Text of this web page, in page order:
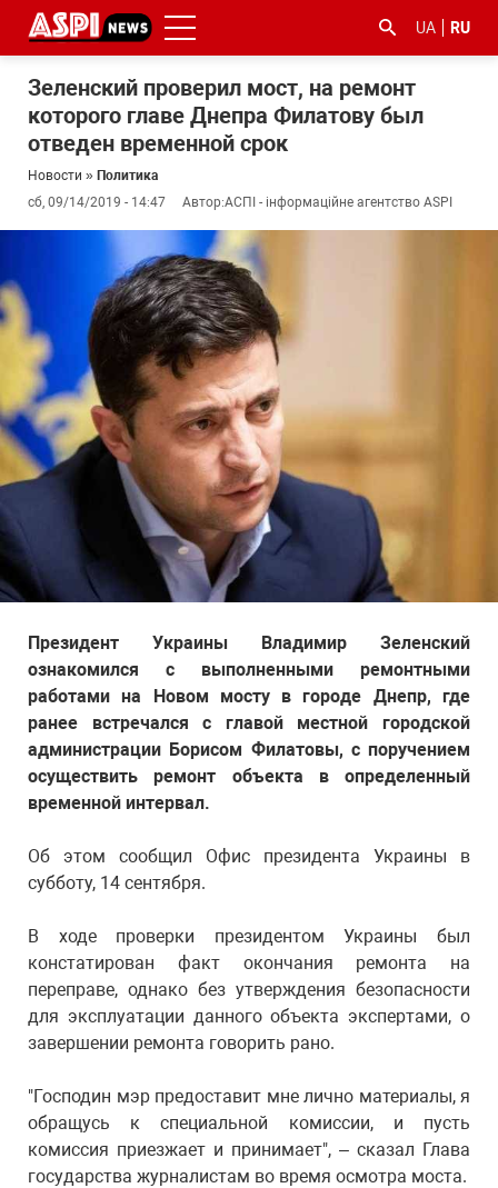
UA RU
Зеленский проверил мост, на ремонт
которого главе Днепра Филатову был
отведен временной срок
Новости » Политика
сб, 09/14/2019 - 14:47
Автор:АСПІ - інформаційне агентство ASPI
Президент Украины Владимир Зеленский
ознакомился с выполненными ремонтными
работами на Новом мосту в городе Днепр, где
ранее встречался с главой местной городской
администрации Борисом Филатовы, с поручением
осуществить ремонт объекта в определенный
временной интервал.
Об этом сообщил Офис президента Украины в
субботу, 14 сентября.
В ходе проверки президентом Украины был
констатирован факт окончания ремонта на
переправе, однако без утверждения безопасности
для эксплуатации данного объекта экспертами, о
завершении ремонта говорить рано.
"Господин мэр предоставит мне лично материалы, я
обращусь к специальной комиссии, и пусть
комиссия приезжает и принимает", – сказал Глава
государства журналистам во время осмотра моста.
#боротьба
корупцією
#гфс #Киев